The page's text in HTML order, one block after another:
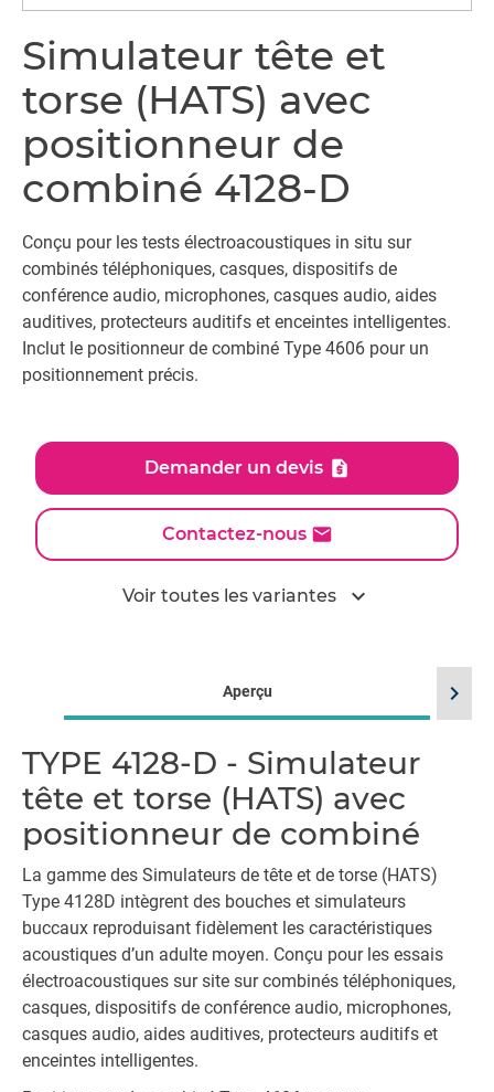
Simulateur tête et
torse (HATS) avec
positionneur de
combiné 4128-D
Conçu pour les tests électroacoustiques in situ sur
combinés téléphoniques, casques, dispositifs de
conférence audio, microphones, casques audio, aides
auditives, protecteurs auditifs et enceintes intelligentes.
Inclut le positionneur de combiné Type 4606 pour un
positionnement précis.
Demander un devis
Contactez-nous
Voir toutes les variantes expand_more
Aperçu
TYPE 4128-D - Simulateur
tête et torse (HATS) avec
positionneur de combiné
La gamme des Simulateurs de tête et de torse (HATS)
Type 4128D intègrent des bouches et simulateurs
buccaux reproduisant fidèlement les caractéristiques
acoustiques d’un adulte moyen. Conçu pour les essais
électroacoustiques sur site sur combinés téléphoniques,
casques, dispositifs de conférence audio, microphones,
casques audio, aides auditives, protecteurs auditifs et
enceintes intelligentes.
chevron_right